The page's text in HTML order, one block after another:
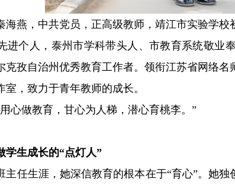
海燕，中共党员，正高级教师，靖江市实验学
进个人，泰州市学科带头人、市教育系统敬业
克孜自治州优秀教育工作者。领衔江苏省网络
，致力于青年教师的成长。
心做教育，甘心为人梯，潜心育桃李。”
学生成长的“点灯人”
主任生涯，她深信教育的根本在于“育心”。她